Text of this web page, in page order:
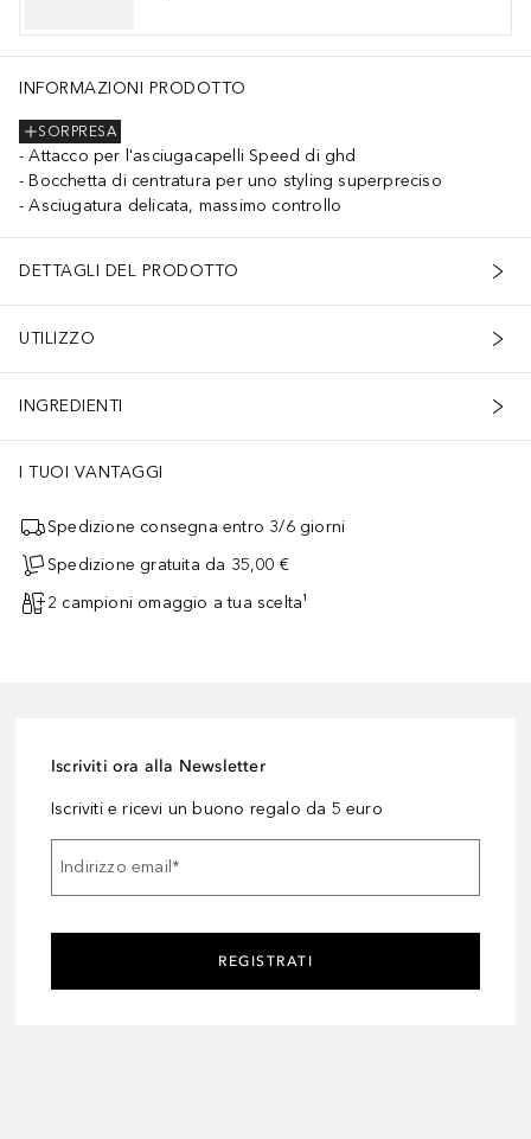
INFORMAZIONI PRODOTTO
SORPRESA
Attacco per l'asciugacapelli Speed di ghd
Bocchetta di centratura per uno styling superpreciso
Asciugatura delicata, massimo controllo
DETTAGLI DEL PRODOTTO
UTILIZZO
INGREDIENTI
I TUOI VANTAGGI
Spedizione consegna entro 3/6 giorni
Spedizione gratuita da 35,00 €
2 campioni omaggio a tua scelta¹
Iscriviti ora alla Newsletter
Iscriviti e ricevi un buono regalo da 5 euro
Indirizzo email*
REGISTRATI